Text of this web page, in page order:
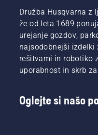
Družba Husqvarna z
že od leta 1689
urejanje gozdov,
najsodobnejši izdelki
rešitvami in robotiko
uporabnost in skrb
Oglejte si našo